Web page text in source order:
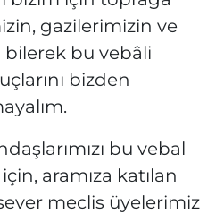
gazilerimizin ve
bilerek bu vebâli
bizden
bu vebal
aramıza katılan
meclis üyelerimiz